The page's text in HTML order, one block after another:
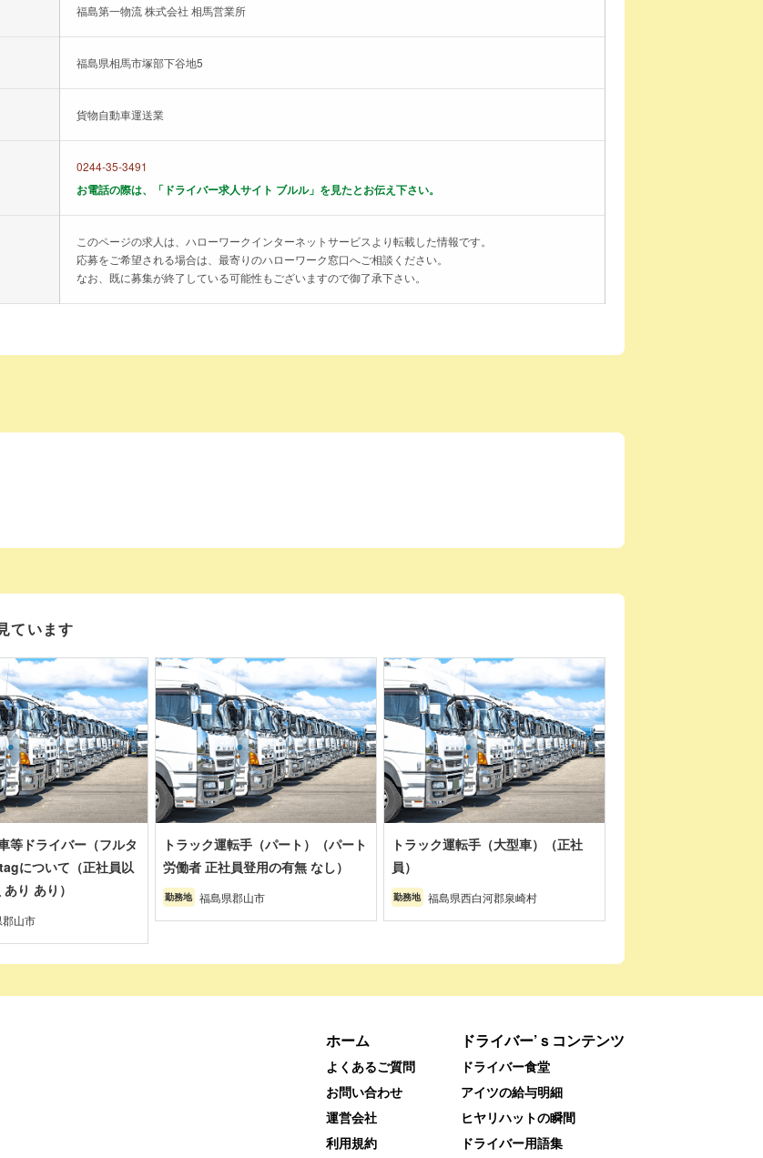
福島第一物流 株式会社 相馬営業所
福島県相馬市塚部下谷地5
貨物自動車運送業
0244-35-3491
お電話の際は、「ドライバー求人サイト ブルル」を見たとお伝え下さい。
このページの求人は、ハローワークインターネットサービスより転載した情報です。
応募をご希望される場合は、最寄りのハローワーク窓口へご相談ください。
なお、既に募集が終了している可能性もございますので御了承下さい。
ています
等ドライバー（フルタ
について（正社員以
り あり）
山市
トラック運転手（パート）（パート
労働者 正社員登用の有無 なし）
勤務地 福島県郡山市
トラック運転手（大型車）（正社
員）
勤務地 福島県西白河郡泉崎村
ホーム
よくあるご質問
お問い合わせ
運営会社
利用規約
ドライバー’ｓコンテンツ
ドライバー食堂
アイツの給与明細
ヒヤリハットの瞬間
ドライバー用語集